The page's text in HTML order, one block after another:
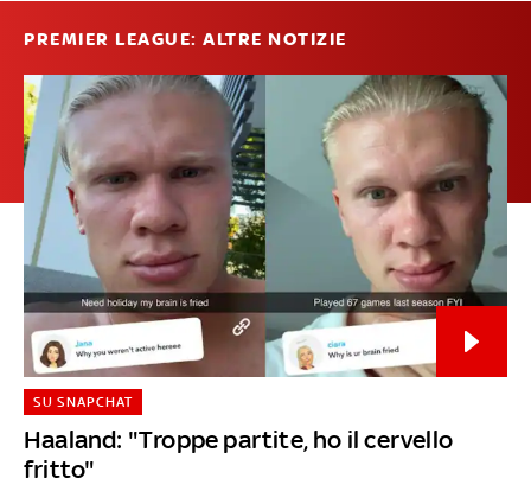
PREMIER LEAGUE: ALTRE NOTIZIE
Haaland: "Troppe partite, ho il cervello
fritto"
SU SNAPCHAT